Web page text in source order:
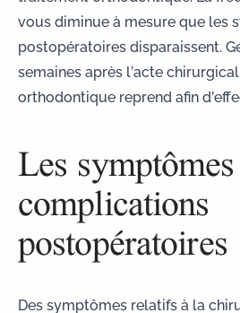
vous diminue à mesure que les
postopératoires disparaissent.
semaines après l’acte
orthodontique reprend afin
Les
complications
postopératoires
Des symptômes relatifs à la